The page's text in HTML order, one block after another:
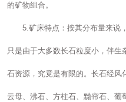
的矿物组合。
5.矿床特点：按其分布量来说，
只是由于大多数长石粒度小，伴生
石资源，究竟是有限的。长石经风
云母、沸石、方柱石、黝帘石、葡